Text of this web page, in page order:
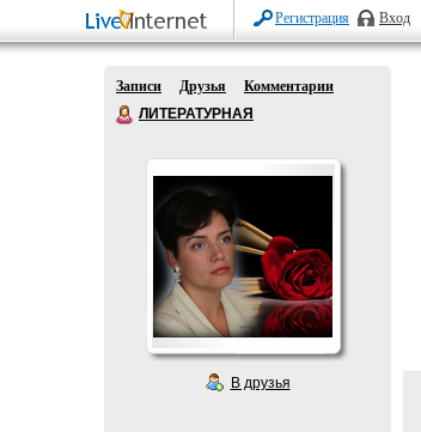
Регистрация Вход
Записи Друзья
Комментарии
ЛИТЕРАТУРНАЯ
В друзья